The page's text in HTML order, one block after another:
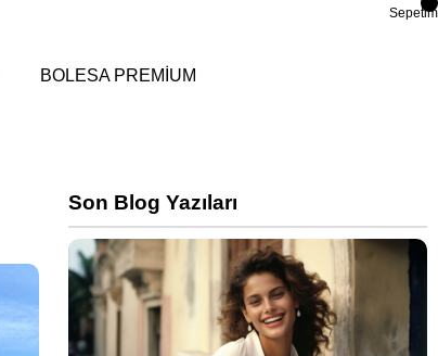
Sepetim
BOLESA PREMİUM
Son Blog Yazıları